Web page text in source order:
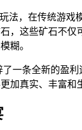
法，在传统游
，这些矿石不
糊。
一条全新的盈
真实、丰富和